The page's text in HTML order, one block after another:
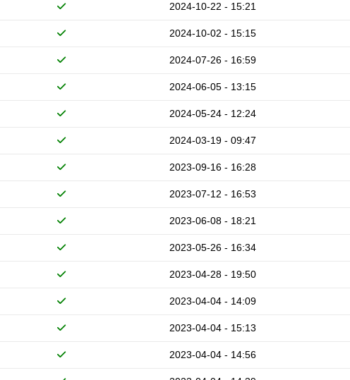
2024-10-22 - 15:21
2024-10-02 - 15:15
2024-07-26 - 16:59
2024-06-05 - 13:15
2024-05-24 - 12:24
2024-03-19 - 09:47
2023-09-16 - 16:28
2023-07-12 - 16:53
2023-06-08 - 18:21
2023-05-26 - 16:34
2023-04-28 - 19:50
2023-04-04 - 14:09
2023-04-04 - 15:13
2023-04-04 - 14:56